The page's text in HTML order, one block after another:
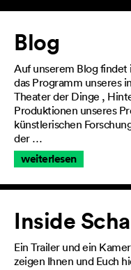
Artikel
Blog
Auf unserem Blog
das Programm unseres
Theater der Dinge ,
Produktionen unseres
künstlerischen
der …
weiterlesen
Inside
Ein Trailer und ein
zeigen Ihnen und Euch